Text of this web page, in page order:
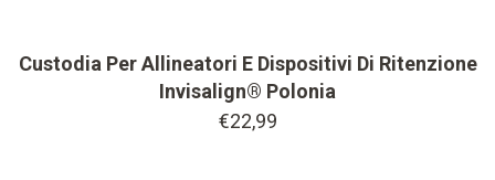
Custodia Per Allineatori E Dispositivi Di Ritenzione
Invisalign® Polonia
€22,99